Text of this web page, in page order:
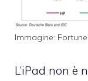
Immagine: Fortune
L’iPad non è